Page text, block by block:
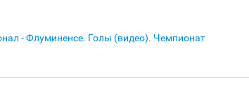
- Флуминенсе. Голы (видео). Чемпионат